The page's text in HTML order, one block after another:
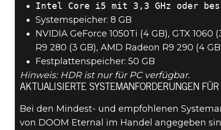
Systemspeicher: 8 GB
NVIDIA GeForce 1050Ti (4 GB), GTX 1060
R9 280 (3 GB), AMD Radeon R9 290 (4
Festplattenspeicher: 50 GB
Hinweis: HDR ist nur für PC verfügbar.
AKTUALISIERTE SYSTEMANFORDERUNGEN
Bei den Mindest- und empfohlenen
von DOOM Eternal im Handel angegeben